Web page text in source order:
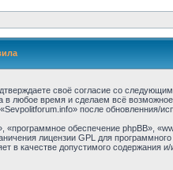
своё согласие со
любое время и сделаем всё
после обновленния/
обеспечение phpBB»,
лицензии GPL для
в качестве допустимого содержания